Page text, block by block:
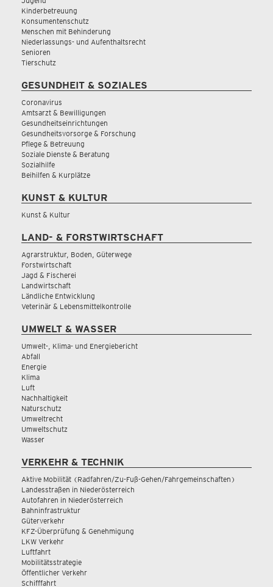
Kinderbetreuung
Konsumentenschutz
Menschen mit Behinderung
Niederlassungs- und Aufenthaltsrecht
Senioren
Tierschutz
GESUNDHEIT & SOZIALES
Coronavirus
Amtsarzt & Bewilligungen
Gesundheitseinrichtungen
Gesundheitsvorsorge & Forschung
Pflege & Betreuung
Soziale Dienste & Beratung
Sozialhilfe
Beihilfen & Kurplätze
KUNST & KULTUR
Kunst & Kultur
LAND- & FORSTWIRTSCHAFT
Agrarstruktur, Boden, Güterwege
Forstwirtschaft
Jagd & Fischerei
Landwirtschaft
Ländliche Entwicklung
Veterinär & Lebensmittelkontrolle
UMWELT & WASSER
Umwelt-, Klima- und Energiebericht
Abfall
Energie
Klima
Luft
Nachhaltigkeit
Naturschutz
Umweltrecht
Umweltschutz
Wasser
VERKEHR & TECHNIK
Aktive Mobilität (Radfahren/Zu-Fuß-Gehen/Fahrgemeinschaften)
Landesstraßen in Niederösterreich
Autofahren in Niederösterreich
Bahninfrastruktur
Güterverkehr
KFZ-Überprüfung & Genehmigung
LKW Verkehr
Luftfahrt
Mobilitätsstrategie
Öffentlicher Verkehr
Schifffahrt